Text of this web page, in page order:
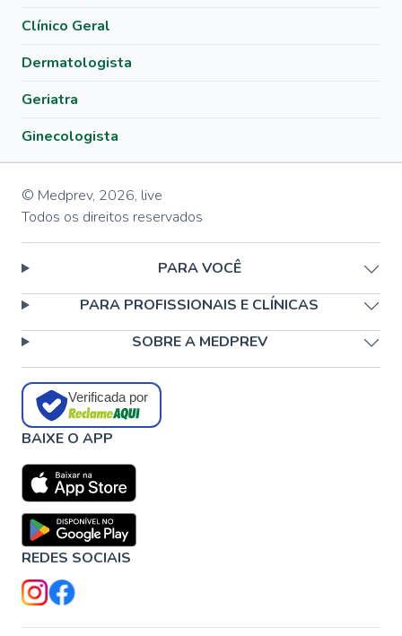
Clínico Geral
Dermatologista
Geriatra
Ginecologista
© Medprev, 2026, live
Todos os direitos reservados
PARA VOCÊ
PARA PROFISSIONAIS E CLÍNICAS
SOBRE A MEDPREV
Verificada por
BAIXE O APP
REDES SOCIAIS